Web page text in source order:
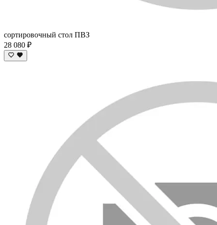
сортировочный стол ПВЗ
28 080 ₽